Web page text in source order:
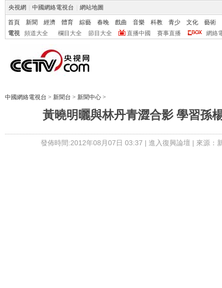
央視網 中國網絡電視台 網站地圖
首頁 新聞 經濟 體育 綜藝 春晚 戲曲 音樂 科教 青少 文化
藝術
電視
頻道大全 欄目大全 節目大全 直播中國 賽事直播 網絡
中國網絡電視台 > 新聞台 > 新聞中心 >
黃曉明曬與林丹青澀合影 學習孫
發佈時間:2012年08月07日 03:37 | 進入復興論壇 | 來源：